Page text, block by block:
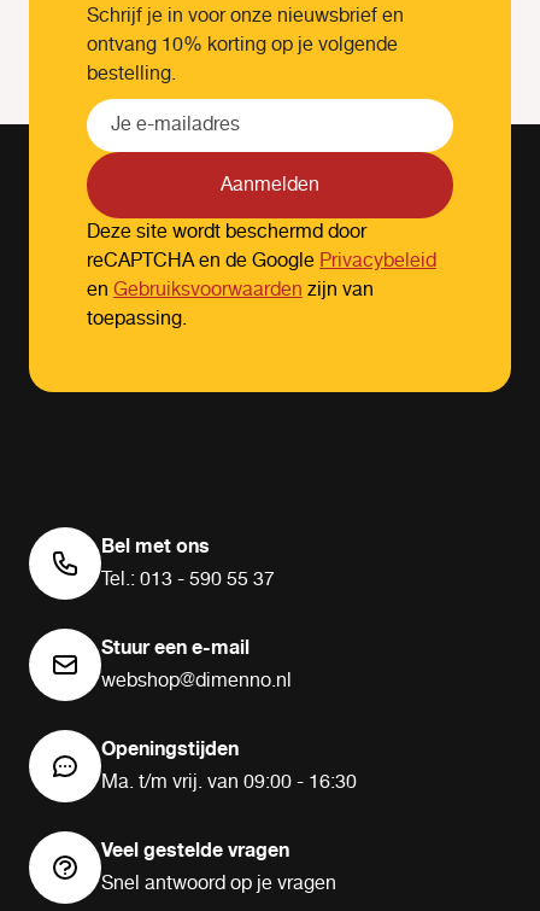
Schrijf je in voor onze nieuwsbrief en
ontvang 10% korting op je volgende
bestelling.
Aanmelden
Deze site wordt beschermd door
reCAPTCHA en de GooglePrivacybeleid
en Gebruiksvoorwaardenzijn van
toepassing.
Bel met ons
Tel.: 013 - 590 55 37
Stuur een e-mail
webshop@dimenno.nl
Openingstijden
Ma. t/m vrij. van 09:00 - 16:30
Veel gestelde vragen
Snel antwoord op je vragen